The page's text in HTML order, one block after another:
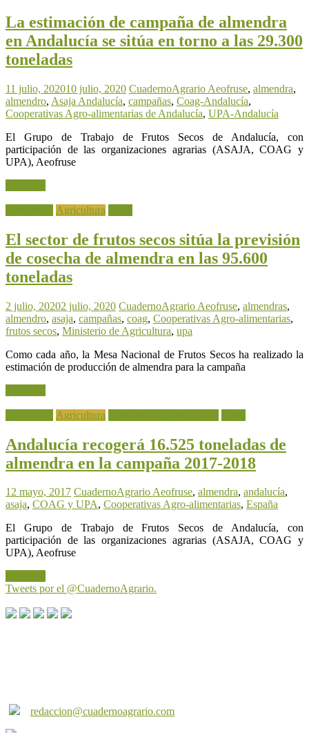
La estimación de campaña de almendra
en Andalucía se sitúa en torno a las 29.300
toneladas
11 julio, 202010 julio, 2020 CuadernoAgrario Aeofruse, almendra,
almendro, Asaja Andalucía, campañas, Coag-Andalucía,
Cooperativas Agro-alimentarias de Andalucía, UPA-Andalucía
El Grupo de Trabajo de Frutos Secos de Andalucía, con
participación de las organizaciones agrarias (ASAJA, COAG y
UPA), Aeofruse
Agricultura
El sector de frutos secos sitúa la previsión
de cosecha de almendra en las 95.600
toneladas
2 julio, 20202 julio, 2020 CuadernoAgrario Aeofruse, almendras,
almendro, asaja, campañas, coag, Cooperativas Agro-alimentarias,
frutos secos, Ministerio de Agricultura, upa
Como cada año, la Mesa Nacional de Frutos Secos ha realizado la
estimación de producción de almendra para la campaña
Agricultura
Andalucía recogerá 16.525 toneladas de
almendra en la campaña 2017-2018
12 mayo, 2017 CuadernoAgrarioAeofruse, almendra, andalucía,
asaja, COAG y UPA, Cooperativas Agro-alimentarias, España
El Grupo de Trabajo de Frutos Secos de Andalucía, con
participación de las organizaciones agrarias (ASAJA, COAG y
UPA), Aeofruse
Tweets por el @CuadernoAgrario.
redaccion@cuadernoagrario.com